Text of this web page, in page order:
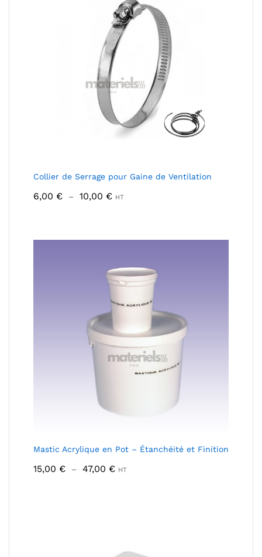
Collier de Serrage pour Gaine de Ventilation
6,00 € – 10,00 €Plage
HT
Mastic Acrylique en Pot – Étanchéité et Finition
15,00 € – 47,00 €Plage
HT